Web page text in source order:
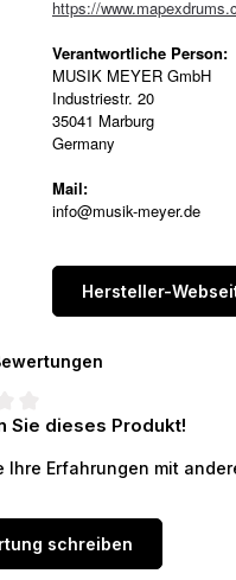
https://
Verantwortliche Person:
MUSIK MEYER GmbH
Industriestr. 20
35041 Marburg
Germany
Mail:
info@musik-meyer.de
Hersteller-
Bewertung von 0
Sie dieses Produkt!
Ihre Erfahrungen mit
schreiben